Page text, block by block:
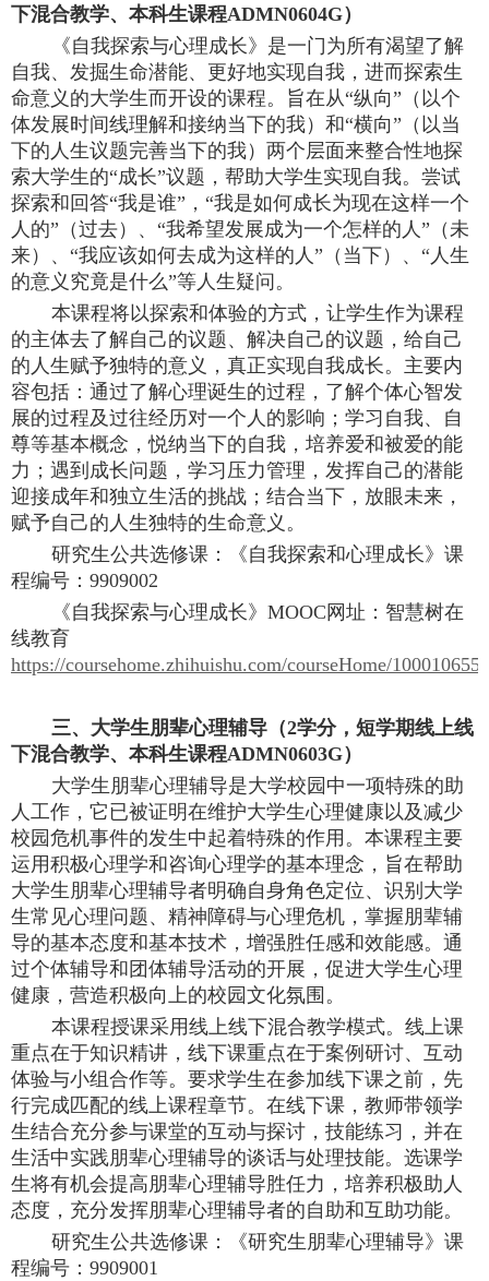
下混合教学、本科生课程ADMN0604G）
《自我探索与心理成长》是一门为所有渴望了解
自我、发掘生命潜能、更好地实现自我，进而探索生
命意义的大学生而开设的课程。旨在从“纵向”（以个
体发展时间线理解和接纳当下的我）和“横向”（以当
下的人生议题完善当下的我）两个层面来整合性地探
索大学生的“成长”议题，帮助大学生实现自我。尝试
探索和回答“我是谁”，“我是如何成长为现在这样一个
人的”（过去）、“我希望发展成为一个怎样的人”（未
来）、“我应该如何去成为这样的人”（当下）、“人生
的意义究竟是什么”等人生疑问。
本课程将以探索和体验的方式，让学生作为课程
的主体去了解自己的议题、解决自己的议题，给自己
的人生赋予独特的意义，真正实现自我成长。主要内
容包括：通过了解心理诞生的过程，了解个体心智发
展的过程及过往经历对一个人的影响；学习自我、自
尊等基本概念，悦纳当下的自我，培养爱和被爱的能
力；遇到成长问题，学习压力管理，发挥自己的潜能
迎接成年和独立生活的挑战；结合当下，放眼未来，
赋予自己的人生独特的生命意义。
研究生公共选修课：《自我探索和心理成长》课
程编号： 9909002
《自我探索与心理成长》 MOOC网址：智慧树在
线教育
https://coursehome.zhihuishu.com/courseHome/
三、大学生朋辈心理辅导（2学分，短学期线上线
下混合教学、本科生课程ADMN0603G）
大学生朋辈心理辅导是大学校园中一项特殊的助
人工作，它已被证明在维护大学生心理健康以及减少
校园危机事件的发生中起着特殊的作用。本课程主要
运用积极心理学和咨询心理学的基本理念，旨在帮助
大学生朋辈心理辅导者明确自身角色定位、识别大学
生常见心理问题、精神障碍与心理危机，掌握朋辈辅
导的基本态度和基本技术，增强胜任感和效能感。通
过个体辅导和团体辅导活动的开展，促进大学生心理
健康，营造积极向上的校园文化氛围。
本课程授课采用线上线下混合教学模式。线上课
重点在于知识精讲，线下课重点在于案例研讨、互动
体验与小组合作等。要求学生在参加线下课之前，先
行完成匹配的线上课程章节。在线下课，教师带领学
生结合充分参与课堂的互动与探讨，技能练习，并在
生活中实践朋辈心理辅导的谈话与处理技能。选课学
生将有机会提高朋辈心理辅导胜任力，培养积极助人
态度，充分发挥朋辈心理辅导者的自助和互助功能。
研究生公共选修课：《研究生朋辈心理辅导》课
程编号： 9909001